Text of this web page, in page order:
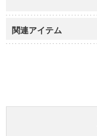
関連アイテム